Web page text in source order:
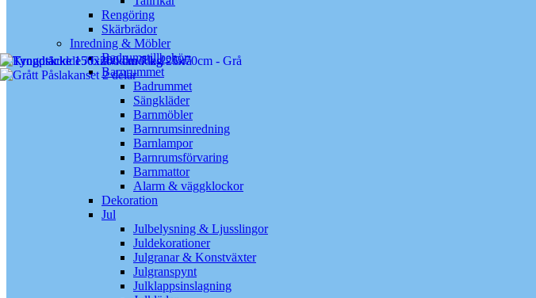
Rengöring
Skärbrädor
Inredning & Möbler
Badrumstillbehör
Barnrummet
Badrummet
Sängkläder
Barnmöbler
Barnrumsinredning
Barnlampor
Barnrumsförvaring
Barnmattor
Alarm & väggklockor
Dekoration
Jul
Julbelysning & Ljusslingor
Juldekorationer
Julgranar & Konstväxter
Julgranspynt
Julklappsinslagning